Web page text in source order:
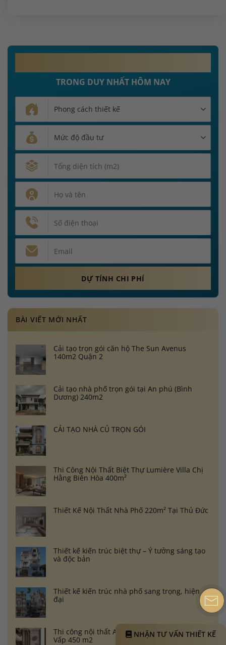
TRONG DUY NHẤT HÔM NAY
BÀI VIẾT MỚI NHẤT
Cải tạo trọn gói căn hộ The Sun Avenus
140m2 Quận 2
Cải tạo nhà phố trọn gói tại An phú (Bình
Dương) 240m2
CẢI TẠO NHÀ CỦ TRỌN GÓI
Thi Công Nội Thất Biệt Thự Lumière Villa Chị
Hằng Biên Hòa 400m²
Thiết Kế Nội Thất Nhà Phố 220m² Tại Thủ Đức
Thiết kế kiến trúc biệt thự – Ý tưởng sáng tạo
và độc bản
Thiết kế kiến trúc nhà phố sang trọng, hiện
đại
Thi công nội thất Anh Phạm Phan Huy Ích Gò
Vấp 450 m2
NHẬN TƯ VẤN THIẾT KẾ